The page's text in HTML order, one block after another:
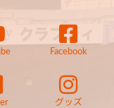
Facebook
グッズ